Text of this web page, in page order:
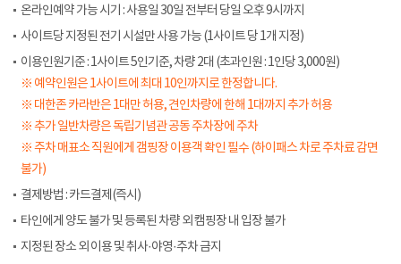
온라인예약 가능 시기 : 사용일 30일 전부터 당일 오후 9시까지
사이트당 지정된 전기 시설만 사용 가능 (1사이트 당 1개 지정)
이용인원기준 : 1사이트 5인기준, 차량 2대 (초과인원 : 1인당 3,000원)
※ 예약인원은 1사이트에 최대 10인까지로 한정합니다.
※ 대한존 카라반은 1대만 허용, 견인차량에 한해 1대까지 추가 허용
※ 추가 일반차량은 독립기념관 공동 주차장에 주차
※ 주차 매표소 직원에게 갬핑장 이용객 확인 필수 (하이패스 차로 주차료 감면
불가)
결제방법 : 카드결제(즉시)
타인에게 양도 불가 및 등록된 차량 외 캠핑장 내 입장 불가
지정된 장소 외 이용 및 취사·야영·주차 금지